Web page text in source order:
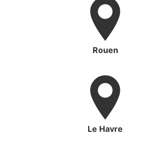
Rouen
Le Havre